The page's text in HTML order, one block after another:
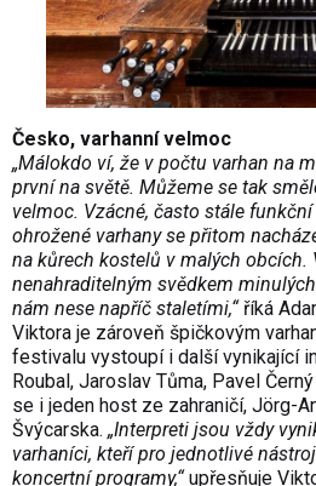
Česko, varhanní velmoc
„Málokdo ví, že v počtu varhan na
první na světě. Můžeme se tak
velmoc. Vzácné, často stále
ohrožené varhany se přitom
na kůrech kostelů v malých obcích.
nenahraditelným svědkem
nám nese napříč staletími,“říká
Viktora je zároveň špičkovým
festivalu vystoupí i další vynikající
Roubal, Jaroslav Tůma, Pavel
se i jeden host ze zahraničí, Jörg-
Švýcarska. „Interpreti jsou vždy
varhaníci, kteří pro jednotlivé
koncertní programy,“upřesňuje